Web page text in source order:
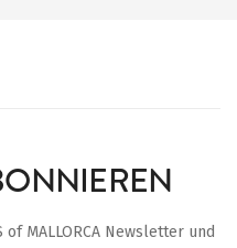
MALLORCA Newsletter und